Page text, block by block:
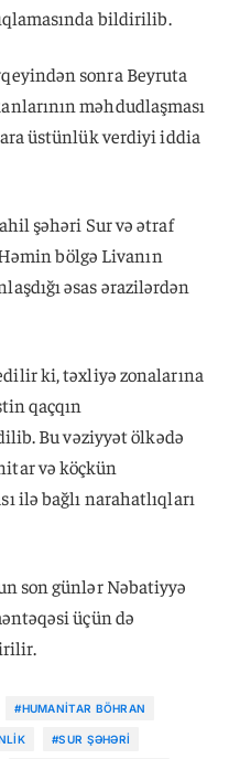
bildirilib.
sonra Beyruta
məhdudlaşması
üstünlük verdiyi iddia
şəhəri Sur və ətraf
bölgə Livanın
əsas ərazilərdən
ki, təxliyə zonalarına
qaçqın
Bu vəziyyət ölkədə
və köçkün
ilə bağlı narahatlıqları
son günlər Nəbatiyyə
üçün də
#HUMANITAR BÖHRAN
#SUR ŞƏHƏRI